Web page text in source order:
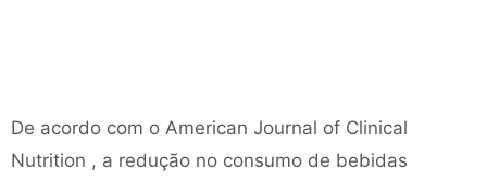
De acordo com o American Journal of Clinical
Nutrition , a redução no consumo de bebidas